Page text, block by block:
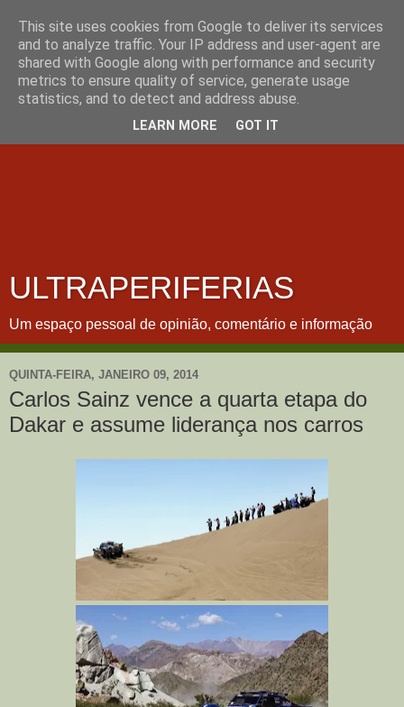
ULTRAPERIFERIAS
Um espaço pessoal de opinião, comentário e informação
QUINTA-FEIRA, JANEIRO 09, 2014
Carlos Sainz vence a quarta etapa do
Dakar e assume liderança nos carros
This site uses cookies from Google to deliver its services
and to analyze traffic. Your IP address and user-agent are
shared with Google along with performance and security
metrics to ensure quality of service, generate usage
statistics, and to detect and address abuse.
LEARN MORE GOT IT